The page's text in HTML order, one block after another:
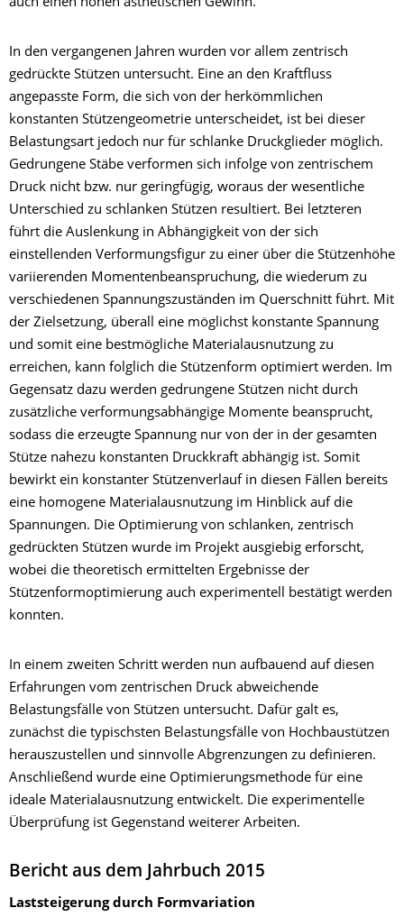
auch einen hohen ästhetischen Gewinn.
In den vergangenen Jahren wurden vor allem zentrisch
gedrückte Stützen untersucht. Eine an den Kraftfluss
angepasste Form, die sich von der herkömmlichen
konstanten Stützengeometrie unterscheidet, ist bei dieser
Belastungsart jedoch nur für schlanke Druckglieder möglich.
Gedrungene Stäbe verformen sich infolge von zentrischem
Druck nicht bzw. nur geringfügig, woraus der wesentliche
Unterschied zu schlanken Stützen resultiert. Bei letzteren
führt die Auslenkung in Abhängigkeit von der sich
einstellenden Verformungsfigur zu einer über die Stützenhöhe
variierenden Momentenbeanspruchung, die wiederum zu
verschiedenen Spannungszuständen im Querschnitt führt. Mit
der Zielsetzung, überall eine möglichst konstante Spannung
und somit eine bestmögliche Materialausnutzung zu
erreichen, kann folglich die Stützenform optimiert werden. Im
Gegensatz dazu werden gedrungene Stützen nicht durch
zusätzliche verformungsabhängige Momente beansprucht,
sodass die erzeugte Spannung nur von der in der gesamten
Stütze nahezu konstanten Druckkraft abhängig ist. Somit
bewirkt ein konstanter Stützenverlauf in diesen Fällen bereits
eine homogene Materialausnutzung im Hinblick auf die
Spannungen. Die Optimierung von schlanken, zentrisch
gedrückten Stützen wurde im Projekt ausgiebig erforscht,
wobei die theoretisch ermittelten Ergebnisse der
Stützenformoptimierung auch experimentell bestätigt werden
konnten.
In einem zweiten Schritt werden nun aufbauend auf diesen
Erfahrungen vom zentrischen Druck abweichende
Belastungsfälle von Stützen untersucht. Dafür galt es,
zunächst die typischsten Belastungsfälle von Hochbaustützen
herauszustellen und sinnvolle Abgrenzungen zu definieren.
Anschließend wurde eine Optimierungsmethode für eine
ideale Materialausnutzung entwickelt. Die experimentelle
Überprüfung ist Gegenstand weiterer Arbeiten.
Bericht aus dem Jahrbuch 2015
Laststeigerung durch Formvariation